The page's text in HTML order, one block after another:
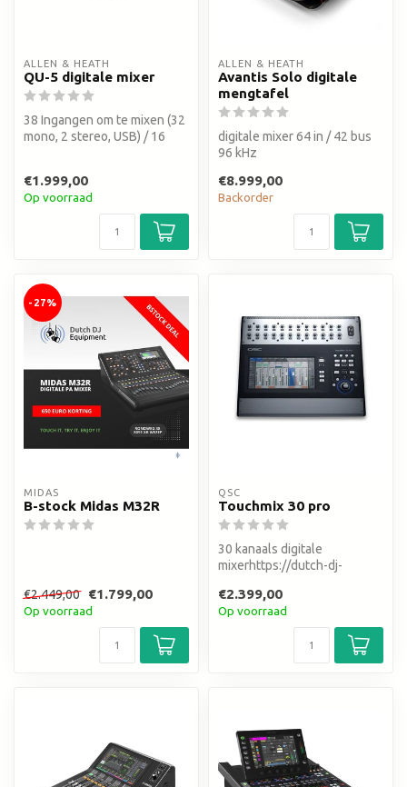
ALLEN & HEATH
QU-5 digitale mixer
38 Ingangen om te mixen (32
mono, 2 stereo, USB) / 16
€1.999,00
Op voorraad
ALLEN & HEATH
Avantis Solo digitale
mengtafel
digitale mixer 64 in / 42 bus
96 kHz
€8.999,00
Backorder
-27%
MIDAS
B-stock Midas M32R
€2.449,00 €1.799,00
Op voorraad
QSC
Touchmix 30 pro
30 kanaals digitale
mixerhttps://dutch-dj-
€2.399,00
Op voorraad